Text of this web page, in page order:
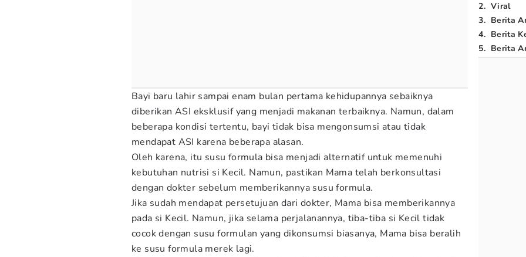
Bayi baru lahir sampai enam bulan pertama kehidupannya sebaiknya
diberikan ASI eksklusif yang menjadi makanan terbaiknya. Namun, dalam
beberapa kondisi tertentu, bayi tidak bisa mengonsumsi atau tidak
mendapat ASI karena beberapa alasan.
Oleh karena, itu susu formula bisa menjadi alternatif untuk memenuhi
kebutuhan nutrisi si Kecil. Namun, pastikan Mama telah berkonsultasi
dengan dokter sebelum memberikannya susu formula.
Jika sudah mendapat persetujuan dari dokter, Mama bisa memberikannya
pada si Kecil. Namun, jika selama perjalanannya, tiba-tiba si Kecil tidak
cocok dengan susu formulan yang dikonsumsi biasanya, Mama bisa beralih
ke susu formula merek lagi.
2. Viral
3. Berita
4. Berita
5. Berita